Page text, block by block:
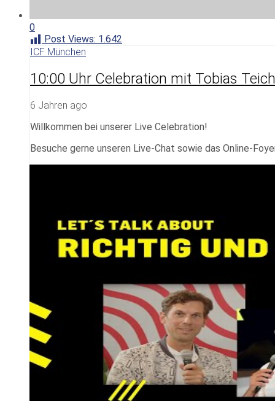
0
Post Views: 1.642
ICF München
10:00 Uhr Celebration mit Tobias
6 Jahren ago
Willkommen bei unserer Live Celebration!
Besuche gerne unseren Live-Chat sowie das Online-